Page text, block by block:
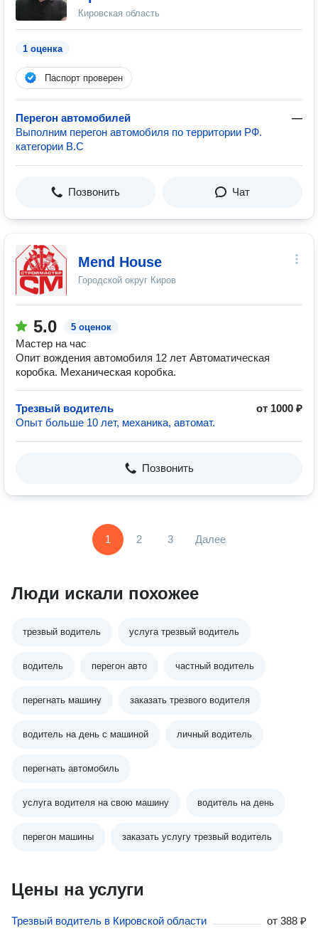
Кировская область
1 оценка
Паспорт проверен
Перегон автомобилей
—
Выполним перегон автомобиля по территории РФ.
категории В.С
Позвонить Чат
Mend House
Городской округ Киров
5.0 5 оценок
Мастер на час
Опит вождения автомобиля 12 лет Автоматическая
коробка. Механическая коробка.
Трезвый водитель
от 1000 ₽
Опыт больше 10 лет, механика, автомат.
Позвонить
1 2 3 Далее
Люди искали похожее
трезвый водитель услуга трезвый водитель
водитель перегон авто частный водитель
перегнать машину заказать трезвого водителя
водитель на день с машиной личный водитель
перегнать автомобиль
услуга водителя на свою машину водитель на день
перегон машины заказать услугу трезвый водитель
Цены на услуги
Трезвый водитель в Кировской области от 388 ₽